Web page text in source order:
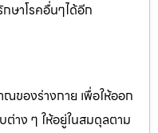
ษาโรคอื่นๆได้อีก
ของร่างกาย เพื่อให้ออก
าง ๆ ให้อยู่ในสมดุลตาม